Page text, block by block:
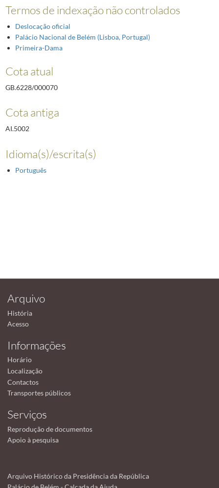
Termos de indexação não controlados
Deslocação oficial
Palácio Nacional de Belém (Lisboa, Portugal)
Primeira-Dama
Cota atual
GB.6228/000070
Cota antiga
AI.5002
Idioma(s)/escrita(s)
Português
Arquivo
História
Acesso
Informações
Horário
Localização
Contactos
Transportes públicos
Serviços
Reprodução de documentos
Apoio à pesquisa
Arquivo Histórico da Presidência da República